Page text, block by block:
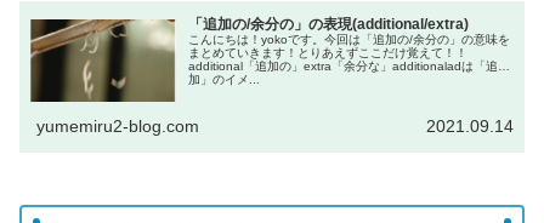
「追加の/余分の」の表現(additional/extra)
こんにちは！yokoです。今回は「追加の/余分の」の意味を
まとめていきます！とりあえずここだけ覚えて！！
additional「追加の」extra「余分な」additionaladは「追
加」のイメ...
yumemiru2-blog.com 2021.09.14